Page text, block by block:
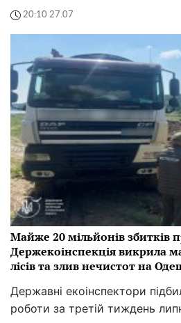
20:10 27.07
Майже 20 мільйонів збитків
Держекоінспекція викрила
лісів та злив нечистот на
Державні екоінспектори
роботи за третій тиждень